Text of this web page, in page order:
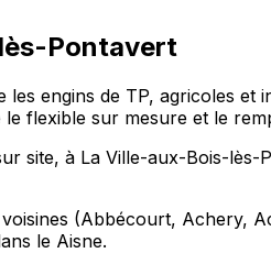
Pontavert
engins de TP, agricoles et
flexible sur mesure et le
site, à La Ville-aux-Bois-lès-
(Abbécourt, Achery,
le Aisne.